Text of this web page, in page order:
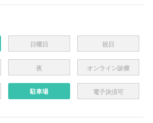
日曜日 祝日
夜 オンライン診療
駐車場 電子決済可